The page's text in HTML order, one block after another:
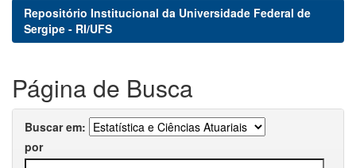
Repositório Institucional da Universidade Federal de
Sergipe - RI/UFS
Página de Busca
Buscar em:
por